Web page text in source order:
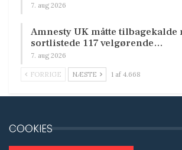
7. aug 2026
Amnesty UK måtte
sortlistede 117 velgørende…
7. aug 2026
FORRIGE NÆSTE 1 af 4.668
COOKIES